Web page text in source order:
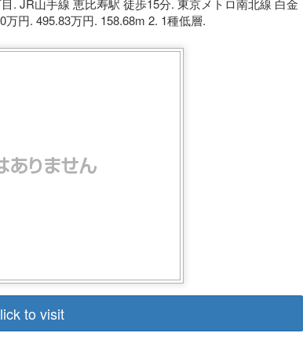
. JR山手線 恵比寿駅 徒歩15分. 東京メトロ南北線 白金
円. 495.83万円. 158.68m 2. 1種低層.
to visit